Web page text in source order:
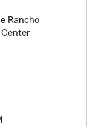
Rancho
Center